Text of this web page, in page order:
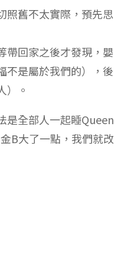
照舊不太實際，預先思
帶回家之後才發現，嬰
不是屬於我們的），後
）。
是全部人一起睡Queen
B大了一點，我們就改